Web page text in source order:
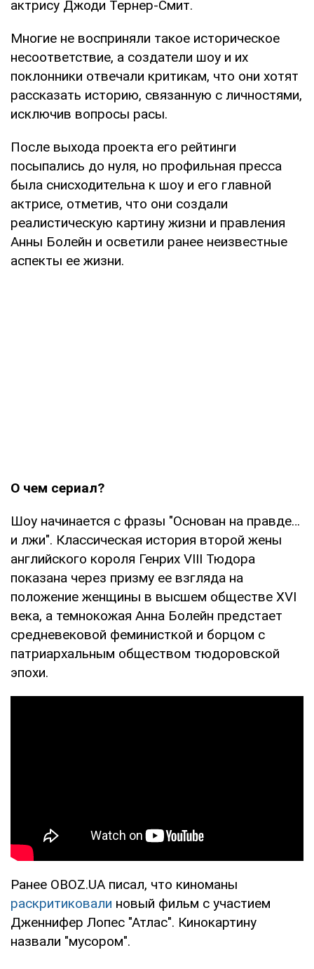
актрису Джоди Тернер-Смит.
Многие не восприняли такое историческое
несоответствие, а создатели шоу и их
поклонники отвечали критикам, что они хотят
рассказать историю, связанную с личностями,
исключив вопросы расы.
После выхода проекта его рейтинги
посыпались до нуля, но профильная пресса
была снисходительна к шоу и его главной
актрисе, отметив, что они создали
реалистическую картину жизни и правления
Анны Болейн и осветили ранее неизвестные
аспекты ее жизни.
О чем сериал?
Шоу начинается с фразы "Основан на правде…
и лжи". Классическая история второй жены
английского короля Генрих VIII Тюдора
показана через призму ее взгляда на
положение женщины в высшем обществе XVI
века, а темнокожая Анна Болейн предстает
средневековой феминисткой и борцом с
патриархальным обществом тюдоровской
эпохи.
Ранее OBOZ.UA писал, что киноманы
раскритиковали новый фильм с участием
Дженнифер Лопес "Атлас". Кинокартину
назвали "мусором".